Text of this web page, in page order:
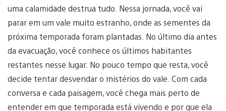
uma calamidade destrua tudo. Nessa jornada, você vai
parar em um vale muito estranho, onde as sementes da
próxima temporada foram plantadas. No último dia antes
da evacuação, você conhece os últimos habitantes
restantes nesse lugar. No pouco tempo que resta, você
decide tentar desvendar o mistérios do vale. Com cada
conversa e cada paisagem, você chega mais perto de
entender em que temporada está vivendo e por que ela